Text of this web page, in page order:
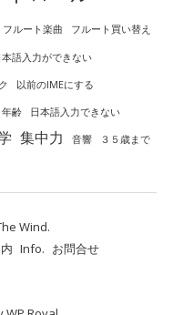
フルート楽曲 フルート買い替え
語入力ができない
以前のIMEにする
年齢 日本語入力できない
集中力 音響 ３５歳まで
Wind.
Info. お問合せ